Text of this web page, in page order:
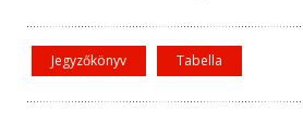
Jegyzőkönyv Tabella